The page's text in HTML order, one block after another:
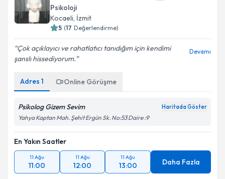
Psikoloji
Kocaeli, İzmit
5 (17 Değerlendirme)
Çok açıklayıcı ve rahatlatıcı tanıdığım için kendimi
şanslı hissediyorum.
Devamı
Adres 1 Online Görüşme
Psikolog Gizem Sevim Haritada Göster
Yahya Kaptan Mah. Şehit Ergün Sk. No:53 Daire :9
En Yakın Saatler
11 Ağu
11:00
11 Ağu
12:00
11 Ağu
13:00 Daha Fazla